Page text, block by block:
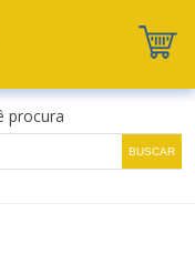
procura